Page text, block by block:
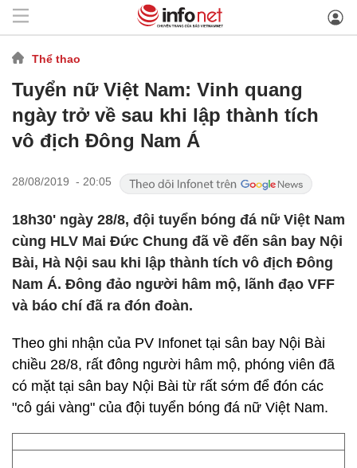
Thể thao
Tuyển nữ Việt Nam: Vinh quang
ngày trở về sau khi lập thành tích
vô địch Đông Nam Á
28/08/2019 - 20:05
18h30' ngày 28/8, đội tuyển bóng đá nữ Việt Nam
cùng HLV Mai Đức Chung đã về đến sân bay Nội
Bài, Hà Nội sau khi lập thành tích vô địch Đông
Nam Á. Đông đảo người hâm mộ, lãnh đạo VFF
và báo chí đã ra đón đoàn.
Theo ghi nhận của PV Infonet tại sân bay Nội Bài
chiều 28/8, rất đông người hâm mộ, phóng viên đã
có mặt tại sân bay Nội Bài từ rất sớm để đón các
"cô gái vàng" của đội tuyển bóng đá nữ Việt Nam.